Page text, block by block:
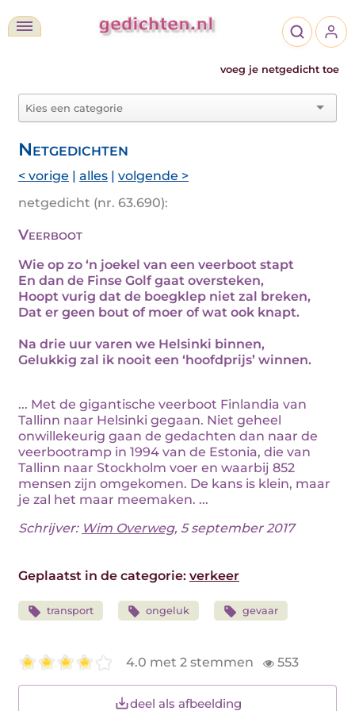
voeg je netgedicht toe
Netgedichten
< vorige | alles | volgende >
netgedicht (nr. 63.690):
Veerboot
Wie op zo ‘n joekel van een veerboot stapt
En dan de Finse Golf gaat oversteken,
Hoopt vurig dat de boegklep niet zal breken,
Dat er geen bout of moer of wat ook knapt.
Na drie uur varen we Helsinki binnen,
Gelukkig zal ik nooit een ‘hoofdprijs’ winnen.
... Met de gigantische veerboot Finlandia van
Tallinn naar Helsinki gegaan. Niet geheel
onwillekeurig gaan de gedachten dan naar de
veerbootramp in 1994 van de Estonia, die van
Tallinn naar Stockholm voer en waarbij 852
mensen zijn omgekomen. De kans is klein, maar
je zal het maar meemaken. ...
Schrijver: Wim Overweg, 5 september 2017
Geplaatst in de categorie: verkeer
transport ongeluk gevaar
4.0 met 2 stemmen 553
deel als afbeelding